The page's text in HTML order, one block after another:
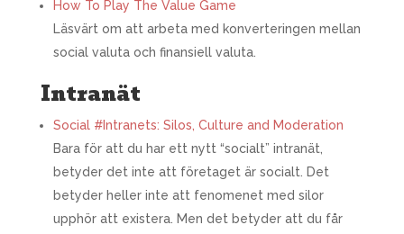
How To Play The Value Game
Läsvärt om att arbeta med konverteringen mellan
social valuta och finansiell valuta.
Intranät
Social #Intranets: Silos, Culture and Moderation
Bara för att du har ett nytt “socialt” intranät,
betyder det inte att företaget är socialt. Det
betyder heller inte att fenomenet med silor
upphör att existera. Men det betyder att du får